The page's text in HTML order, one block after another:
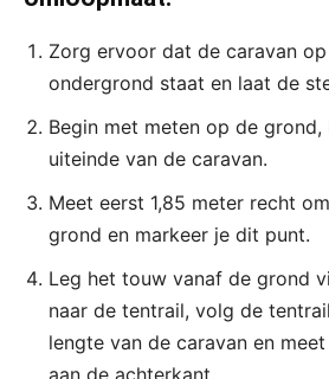
Zorg ervoor dat de caravan
ondergrond staat en laat de
Begin met meten op de
uiteinde van de caravan.
Meet eerst 1,85 meter recht
grond en markeer je dit punt.
Leg het touw vanaf de grond
naar de tentrail, volg de
lengte van de caravan en
aan de achterkant.